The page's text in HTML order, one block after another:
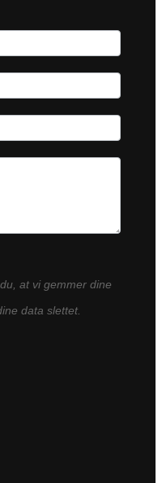
at vi gemmer dine
data slettet.